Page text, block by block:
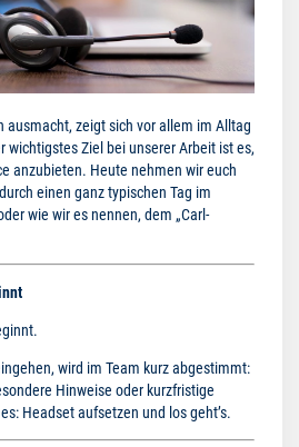
ausmacht, zeigt sich vor allem im Alltag
wichtigstes Ziel bei unserer Arbeit ist es,
anzubieten. Heute nehmen wir euch
einen ganz typischen Tag im
wie wir es nennen, dem „Carl-
wird im Team kurz abgestimmt:
Hinweise oder kurzfristige
Headset aufsetzen und los geht’s.